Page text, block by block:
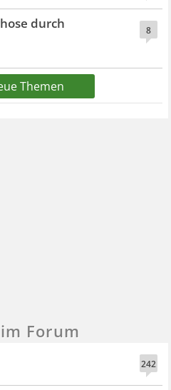
8
durch
Themen
Forum
242